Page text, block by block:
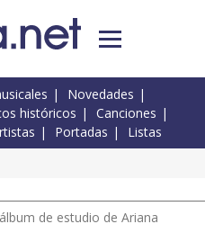
Novedades
históricos
Canciones
Portadas Listas
de estudio de Ariana